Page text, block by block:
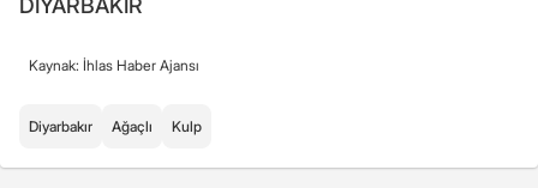
DİYARBAKIR
Kaynak: İhlas Haber Ajansı
Diyarbakır Ağaçlı Kulp